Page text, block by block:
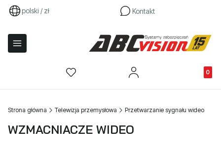
polski / zł Kontakt
Strona główna Telewizja przemysłowa Przetwarzanie sygnału wideo
WZMACNIACZE WIDEO